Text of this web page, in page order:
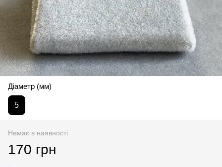
Діаметр (мм)
5
Немає в наявності
170 грн